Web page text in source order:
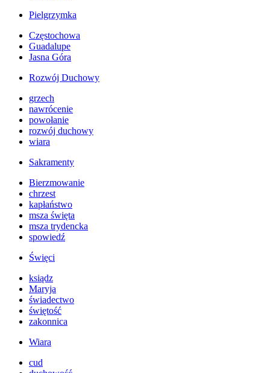
Pielgrzymka
Częstochowa
Guadalupe
Jasna Góra
Rozwój Duchowy
grzech
nawrócenie
powołanie
rozwój duchowy
wiara
Sakramenty
Bierzmowanie
chrzest
kapłaństwo
msza święta
msza trydencka
spowiedź
Święci
ksiądz
Maryja
świadectwo
świętość
zakonnica
Wiara
cud